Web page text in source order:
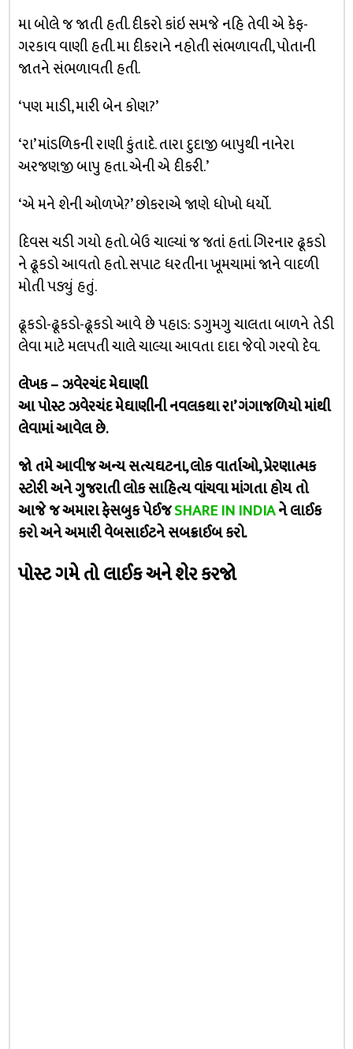
મા બોલે જ જાતી હતી. દીકરો કાંઇ સમજે નહિ તેવી એ કેફ-
ગરકાવ વાણી હતી. મા દીકરાને નહોતી સંભળાવતી, પોતાની
જાતને સંભળાવતી હતી.
‘પણ માડી, મારી બેન કોણ?’
‘રા’ માંડળિકની રાણી કુંતાદે. તારા દુદાજી બાપુથી નાનેરા
અરજણજી બાપુ હતા. એની એ દીકરી.’
‘એ મને શેની ઓળખે?’ છોકરાએ જાણે ધોખો ધર્યો.
દિવસ ચડી ગયો હતો. બેઉ ચાલ્યાં જ જતાં હતાં. ગિરનાર ઢૂકડો
ને ઢૂકડો આવતો હતો. સપાટ ધરતીના ખૂમચામાં જાને વાદળી
મોતી પડ્યું હતું.
ઢૂકડો-ઢૂકડો-ઢૂકડો આવે છે પહાડ: ડગુમગુ ચાલતા બાળને તેડી
લેવા માટે મલપતી ચાલે ચાલ્યા આવતા દાદા જેવો ગરવો દેવ.
લેખક – ઝવેરચંદ મેઘાણી
આ પોસ્ટ ઝવેરચંદ મેઘાણીની નવલકથા રા’ ગંગાજળિયો માંથી
લેવામાં આવેલ છે.
જો તમે આવીજ અન્ય સત્યઘટના, લોક વાર્તાઓ, પ્રેરણાત્મક
સ્ટોરી અને ગુજરાતી લોક સાહિત્ય વાંચવા માંગતા હોય તો
આજે જ અમારા ફેસબુક પેઈજSHARE IN INDIAને લાઈક
કરો અને અમારી વેબસાઈટને સબક્રાઈબ કરો.
પોસ્ટ ગમે તો લાઈક અને શેર કરજો